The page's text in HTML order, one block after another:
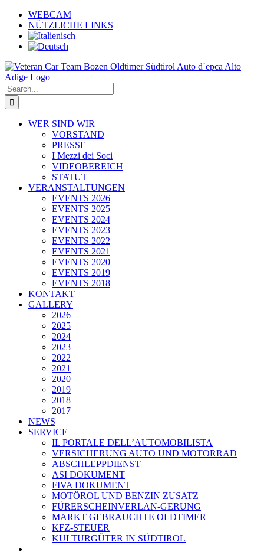
Skip
content
WEBCAM
NÜTZLICHE LINKS
Search
for:
WER SIND WIR
VORSTAND
PRESSE
I Mezzi dei Soci
VIDEOBEREICH
STATUT
VERANSTALTUNGEN
EVENTS 2026
EVENTS 2025
EVENTS 2024
EVENTS 2023
EVENTS 2022
EVENTS 2021
EVENTS 2020
EVENTS 2019
EVENTS 2018
KONTAKT
GALLERY
2026
2025
2024
2023
2022
2021
2020
2019
2018
2017
NEWS
SERVICE
IL PORTALE DELL’AUTOMOBILISTA
VERSICHERUNG AUTO UND MOTORRAD
ABSCHLEPPDIENST
ASI DOKUMENT
FIVA DOKUMENT
MOTÖROL UND BENZIN ZUSATZ
FÜRERSCHEINVERLAN-GERUNG
MARKT GEBRAUCHTE OLDTIMER
KFZ-STEUER
KULTURGÜTER IN SÜDTIROL